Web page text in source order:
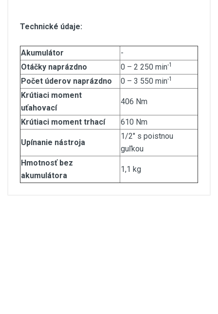
Technické údaje:
Akumulátor
-
Otáčky naprázdno
0 – 2 250 min-1
Počet úderov naprázdno 0 – 3 550 min-1
Krútiaci moment
uťahovací
406 Nm
Krútiaci moment trhací 610 Nm
Upínanie nástroja
1/2" s poistnou
guľkou
Hmotnosť bez
akumulátora
1,1 kg